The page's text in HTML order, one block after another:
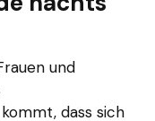
und
dass sich